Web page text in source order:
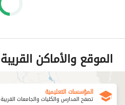
الموقع والأماكن القريبة
المؤسسات التعليمية
تصفح المدارس والكليات والجامعات القريبة